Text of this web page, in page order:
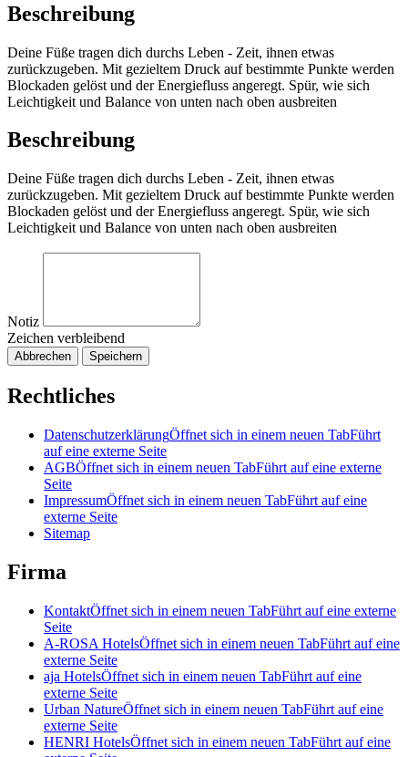
Beschreibung
Deine Füße tragen dich durchs Leben - Zeit, ihnen etwas
zurückzugeben. Mit gezieltem Druck auf bestimmte Punkte werden
Blockaden gelöst und der Energiefluss angeregt. Spür, wie sich
Leichtigkeit und Balance von unten nach oben ausbreiten
Beschreibung
Deine Füße tragen dich durchs Leben - Zeit, ihnen etwas
zurückzugeben. Mit gezieltem Druck auf bestimmte Punkte werden
Blockaden gelöst und der Energiefluss angeregt. Spür, wie sich
Leichtigkeit und Balance von unten nach oben ausbreiten
Notiz
Zeichen verbleibend
Abbrechen Speichern
Rechtliches
DatenschutzerklärungÖffnet sich in einem neuen TabFührt
auf eine externe Seite
AGBÖffnet sich in einem neuen TabFührt auf eine externe
Seite
ImpressumÖffnet sich in einem neuen TabFührt auf eine
externe Seite
Sitemap
Firma
KontaktÖffnet sich in einem neuen TabFührt auf eine externe
Seite
A-ROSA HotelsÖffnet sich in einem neuen TabFührt auf eine
externe Seite
aja HotelsÖffnet sich in einem neuen TabFührt auf eine
externe Seite
Urban NatureÖffnet sich in einem neuen TabFührt auf eine
externe Seite
HENRI HotelsÖffnet sich in einem neuen TabFührt auf eine